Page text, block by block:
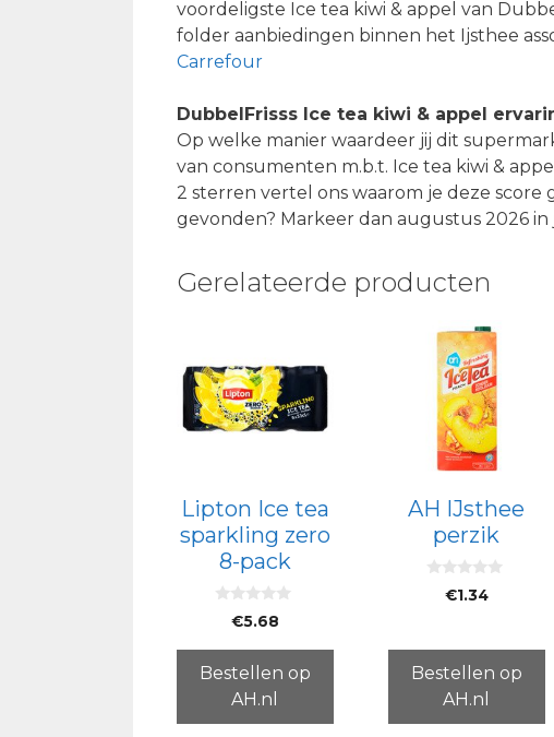
voordeligste Ice tea kiwi & appel van
folder aanbiedingen binnen het Ijsthee
Carrefour
DubbelFrisss Ice tea kiwi & appel
Op welke manier waardeer jij dit
van consumenten m.b.t. Ice tea kiwi &
2 sterren vertel ons waarom je deze
gevonden? Markeer dan augustus 2026 in
Gerelateerde producten
Lipton Ice tea
sparkling zero
8-pack
5
€5.68
Bestellen op
AH.nl
AH IJsthee
perzik
€1.34
Bestellen op
AH.nl